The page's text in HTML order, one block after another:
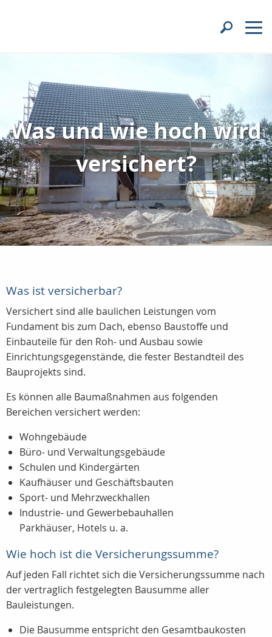
Was und wie hoch wird
versichert?
Was ist versicherbar?
Versichert sind alle baulichen Leistungen vom
Fundament bis zum Dach, ebenso Baustoffe und
Einbauteile für den Roh- und Ausbau sowie
Einrichtungsgegenstände, die fester Bestandteil des
Bauprojekts sind.
Es können alle Baumaßnahmen aus folgenden
Bereichen versichert werden:
Wohngebäude
Büro- und Verwaltungsgebäude
Schulen und Kindergärten
Kaufhäuser und Geschäftsbauten
Sport- und Mehrzweckhallen
Industrie- und Gewerbebauhallen
Parkhäuser, Hotels u. a.
Wie hoch ist die Versicherungssumme?
Auf jeden Fall richtet sich die Versicherungssumme nach
der vertraglich festgelegten Bausumme aller
Bauleistungen.
Die Bausumme entspricht den Gesamtbaukosten